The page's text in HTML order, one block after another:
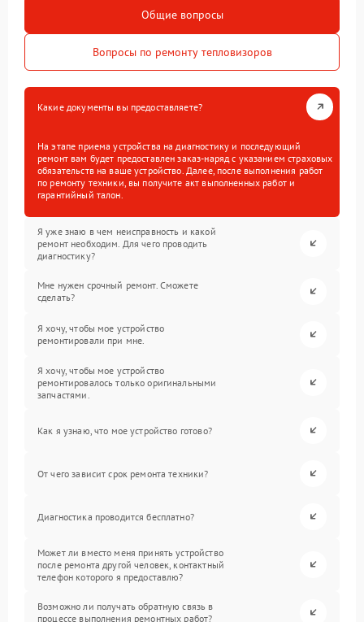
Общие вопросы
Вопросы по ремонту тепловизоров
Какие документы вы предоставляете?
На этапе приема устройства на диагностику и последующий
ремонт вам будет предоставлен заказ-наряд с указанием страховых
обязательств на ваше устройство. Далее, после выполнения работ
по ремонту техники, вы получите акт выполненных работ и
гарантийный талон.
Я уже знаю в чем неисправность и какой
ремонт необходим. Для чего проводить
диагностику?
Мне нужен срочный ремонт. Сможете
сделать?
Я хочу, чтобы мое устройство
ремонтировали при мне.
Я хочу, чтобы мое устройство
ремонтировалось только оригинальными
запчастями.
Как я узнаю, что мое устройство готово?
От чего зависит срок ремонта техники?
Диагностика проводится бесплатно?
Может ли вместо меня принять устройство
после ремонта другой человек, контактный
телефон которого я предоставлю?
Возможно ли получать обратную связь в
процессе выполнения ремонтных работ?